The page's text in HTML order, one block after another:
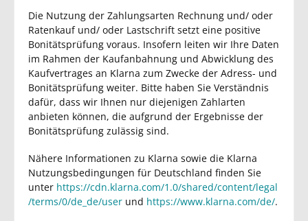
Die Nutzung der Zahlungsarten Rechnung und/ oder
Ratenkauf und/ oder Lastschrift setzt eine positive
Bonitätsprüfung voraus. Insofern leiten wir Ihre Daten
im Rahmen der Kaufanbahnung und Abwicklung des
Kaufvertrages an Klarna zum Zwecke der Adress- und
Bonitätsprüfung weiter. Bitte haben Sie Verständnis
dafür, dass wir Ihnen nur diejenigen Zahlarten
anbieten können, die aufgrund der Ergebnisse der
Bonitätsprüfung zulässig sind.
Nähere Informationen zu Klarna sowie die Klarna
Nutzungsbedingungen für Deutschland finden Sie
unter https://cdn.klarna.com/1.0/shared/content/legal
/terms/0/de_de/user und https://www.klarna.com/de/.